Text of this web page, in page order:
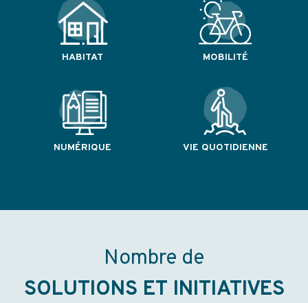
HABITAT MOBILITÉ
NUMÉRIQUE VIE QUOTIDIENNE
Nos chiffres clésNombre de
SOLUTIONS ET INITIATIVES